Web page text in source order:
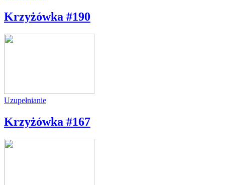
Krzyżówka #190
Uzupełnianie
Krzyżówka #167